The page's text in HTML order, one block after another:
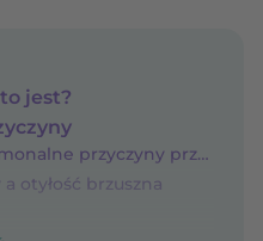
jest?
Otyłość brzuszna — hormonalne przyczyny przypadłości
otyłość brzuszna